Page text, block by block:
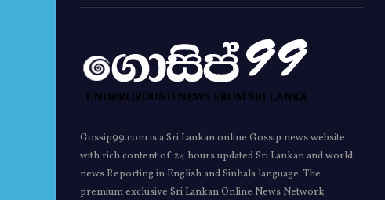
Gossip99.com is a Sri Lankan online Gossip news website
with rich content of 24 hours updated Sri Lankan and world
news Reporting in English and Sinhala language. The
premium exclusive Sri Lankan Online News Network